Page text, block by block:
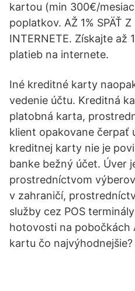
kartou (min 300€/
poplatkov. AŽ 1% SPÄŤ Z
INTERNETE. Získajte až
platieb na internete.
Iné kreditné karty
vedenie účtu. Kreditná
platobná karta,
klient opakovane čerpať
kreditnej karty nie je
banke bežný účet. Úver
prostredníctvom
v zahraničí,
služby cez POS
hotovosti na pobočkách
kartu čo najvýhodnejšie?